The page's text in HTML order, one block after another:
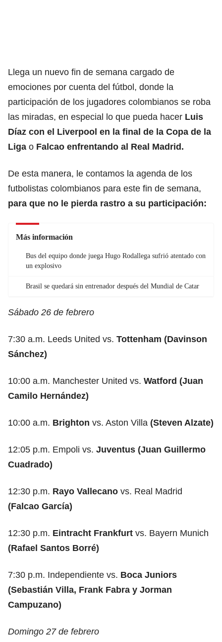
Llega un nuevo fin de semana cargado de
emociones por cuenta del fútbol, donde la
participación de los jugadores colombianos se roba
las miradas, en especial lo que pueda hacer Luis
Díaz con el Liverpool en la final de la Copa de la
Liga o Falcao enfrentando al Real Madrid.
De esta manera, le contamos la agenda de los
futbolistas colombianos para este fin de semana,
para que no le pierda rastro a su participación:
Más información
Bus del equipo donde juega Hugo Rodallega sufrió atentado con
un explosivo
Brasil se quedará sin entrenador después del Mundial de Catar
Sábado 26 de febrero
7:30 a.m. Leeds United vs. Tottenham (Davinson
Sánchez)
10:00 a.m. Manchester United vs. Watford (Juan
Camilo Hernández)
10:00 a.m. Brighton vs. Aston Villa (Steven Alzate)
12:05 p.m. Empoli vs. Juventus (Juan Guillermo
Cuadrado)
12:30 p.m. Rayo Vallecano vs. Real Madrid
(Falcao García)
12:30 p.m. Eintracht Frankfurt vs. Bayern Munich
(Rafael Santos Borré)
7:30 p.m. Independiente vs. Boca Juniors
(Sebastián Villa, Frank Fabra y Jorman
Campuzano)
Domingo 27 de febrero